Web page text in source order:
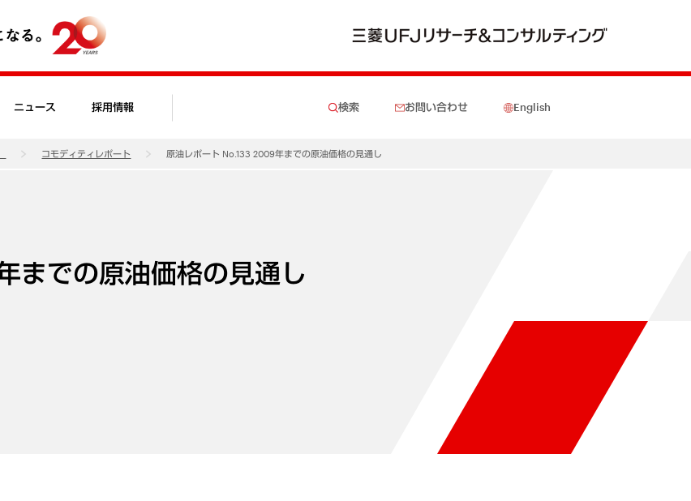
ニュース 採用情報 検索 お問い合わせ English
コモディティレポート 原油レポート No.133 2009年までの原油価格の見通し
までの原油価格の見通し